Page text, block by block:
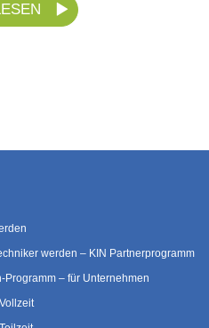
werden – KIN Partnerprogramm
Programm – für Unternehmen